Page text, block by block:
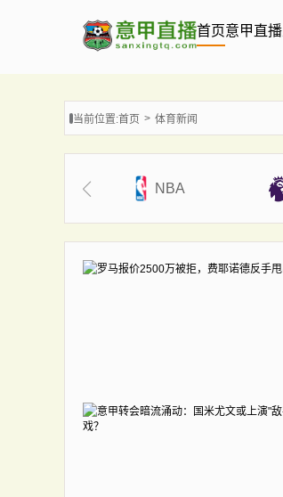
首页意甲直播
当前位置:首页 体育新闻
NBA